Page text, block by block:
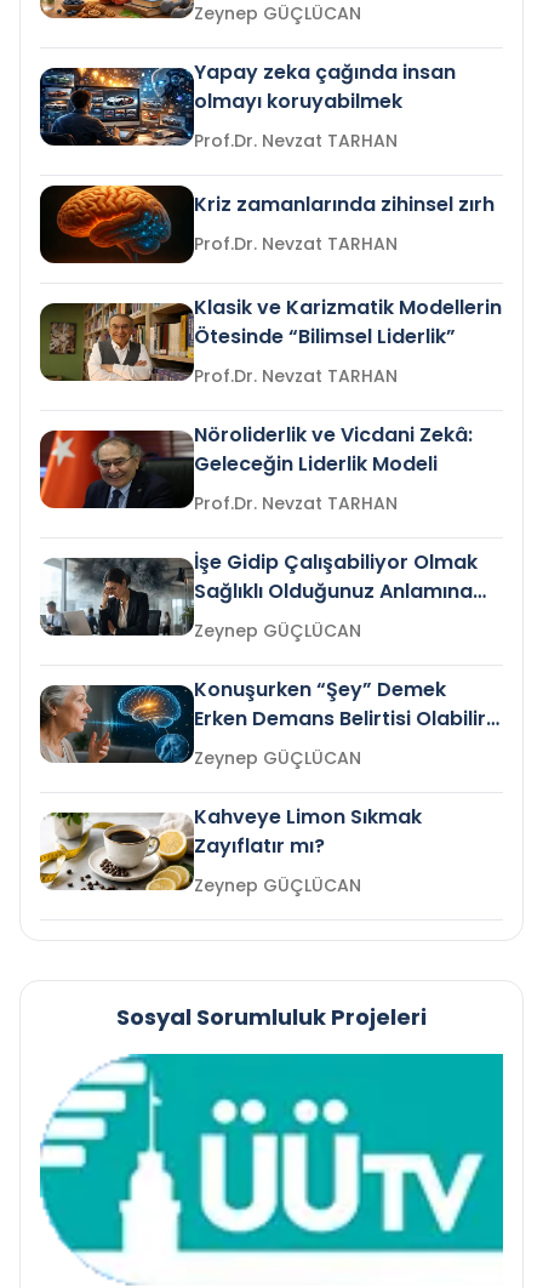
Zeynep GÜÇLÜCAN
Yapay zeka çağında insan
olmayı koruyabilmek
Prof.Dr. Nevzat TARHAN
Kriz zamanlarında zihinsel zırh
Prof.Dr. Nevzat TARHAN
Klasik ve Karizmatik Modellerin
Ötesinde “Bilimsel Liderlik”
Prof.Dr. Nevzat TARHAN
Nöroliderlik ve Vicdani Zekâ:
Geleceğin Liderlik Modeli
Prof.Dr. Nevzat TARHAN
İşe Gidip Çalışabiliyor Olmak
Sağlıklı Olduğunuz Anlamına
Gelir mi?Zeynep GÜÇLÜCAN
Konuşurken “Şey” Demek
Erken Demans Belirtisi Olabilir
mi?
Zeynep GÜÇLÜCAN
Kahveye Limon Sıkmak
Zayıflatır mı?
Zeynep GÜÇLÜCAN
Sosyal Sorumluluk Projeleri